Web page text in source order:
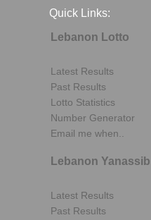
Quick Links:
Lebanon Lotto
Latest Results
Past Results
Lotto Statistics
Number Generator
Email me when..
Lebanon Yanassib
Latest Results
Past Results